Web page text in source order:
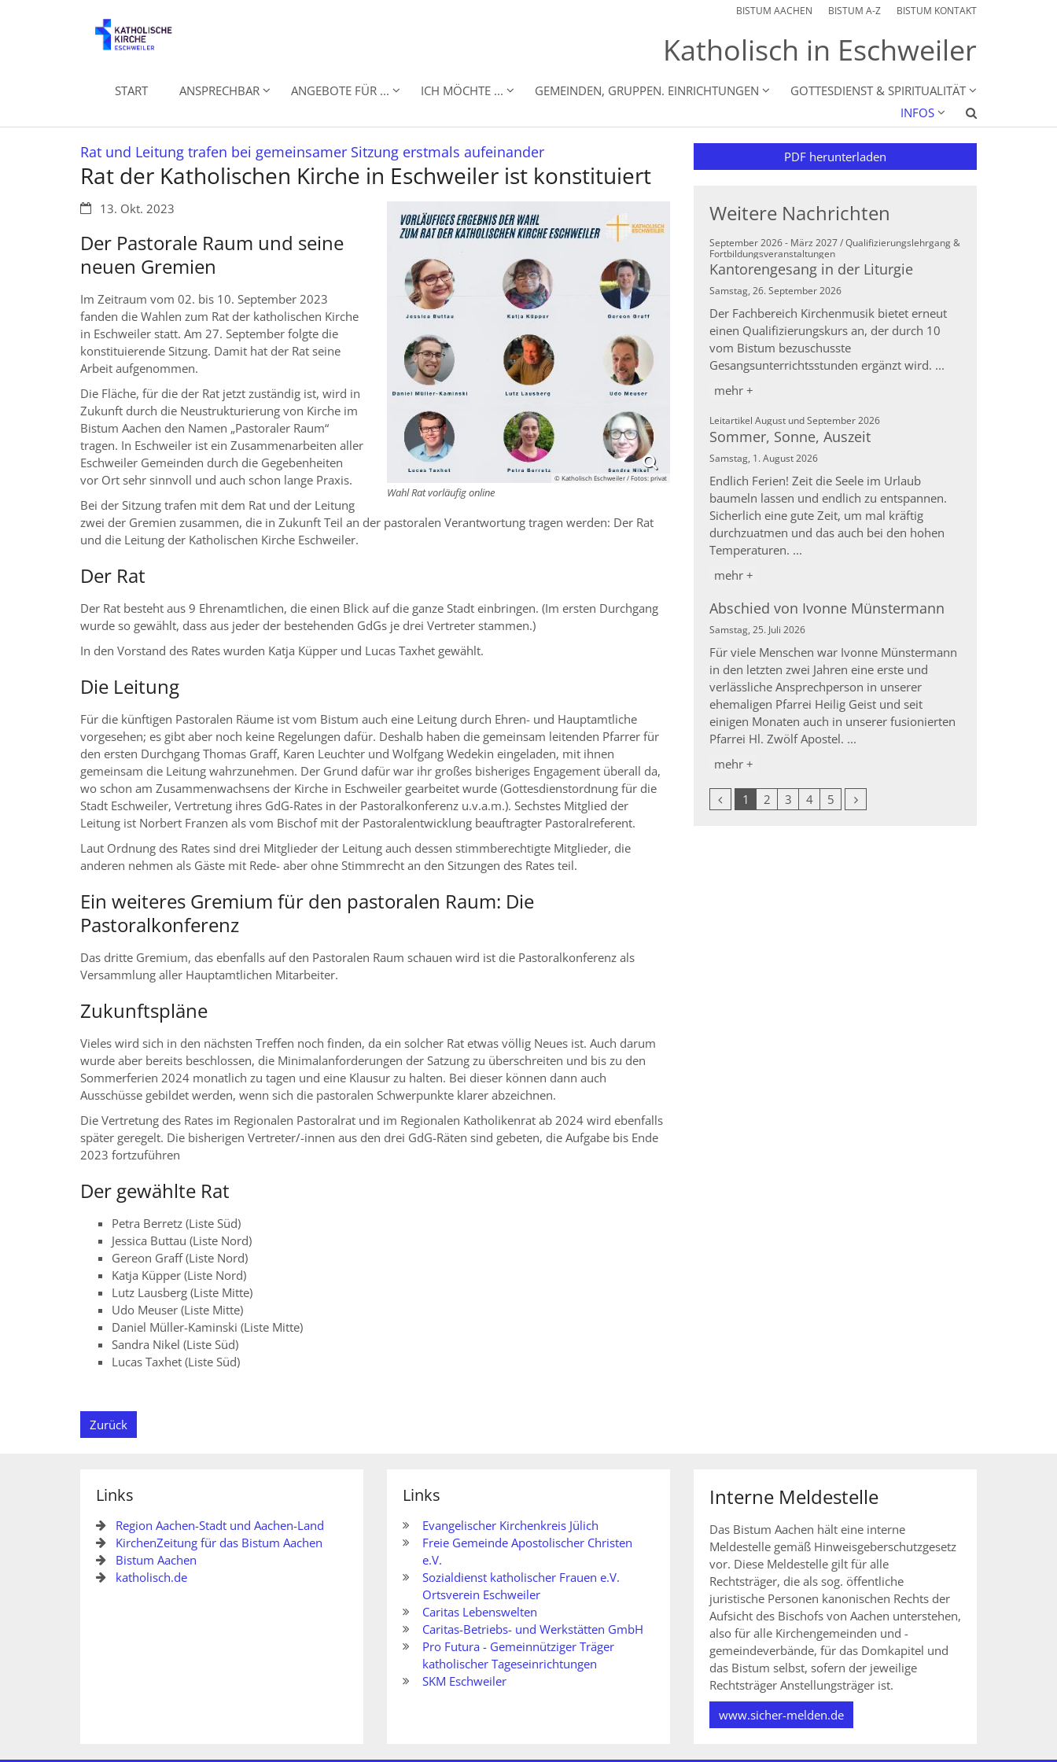
BISTUM AACHEN BISTUM A-Z BISTUM KONTAKT
Katholisch in Eschweiler
START ANSPRECHBAR ANGEBOTE FÜR ... ICH MÖCHTE ... GEMEINDEN, GRUPPEN. EINRICHTUNGEN
GOTTESDIENST & SPIRITUALITÄT
INFOS
Rat und Leitung trafen bei gemeinsamer Sitzung erstmals aufeinander:
Rat der Katholischen Kirche in Eschweiler ist konstituiert
© Katholisch Eschweiler / Fotos: privat
Wahl Rat vorläufig online
Datum:13. Okt. 2023
Der Pastorale Raum und seine
neuen Gremien
Im Zeitraum vom 02. bis 10. September 2023
fanden die Wahlen zum Rat der katholischen Kirche
in Eschweiler statt. Am 27. September folgte die
konstituierende Sitzung. Damit hat der Rat seine
Arbeit aufgenommen.
Die Fläche, für die der Rat jetzt zuständig ist, wird in
Zukunft durch die Neustrukturierung von Kirche im
Bistum Aachen den Namen „Pastoraler Raum“
tragen. In Eschweiler ist ein Zusammenarbeiten aller
Eschweiler Gemeinden durch die Gegebenheiten
vor Ort sehr sinnvoll und auch schon lange Praxis.
Bei der Sitzung trafen mit dem Rat und der Leitung
zwei der Gremien zusammen, die in Zukunft Teil an der pastoralen Verantwortung tragen werden: Der Rat
und die Leitung der Katholischen Kirche Eschweiler.
Der Rat
Der Rat besteht aus 9 Ehrenamtlichen, die einen Blick auf die ganze Stadt einbringen. (Im ersten Durchgang
wurde so gewählt, dass aus jeder der bestehenden GdGs je drei Vertreter stammen.)
In den Vorstand des Rates wurden Katja Küpper und Lucas Taxhet gewählt.
Die Leitung
Für die künftigen Pastoralen Räume ist vom Bistum auch eine Leitung durch Ehren- und Hauptamtliche
vorgesehen; es gibt aber noch keine Regelungen dafür. Deshalb haben die gemeinsam leitenden Pfarrer für
den ersten Durchgang Thomas Graff, Karen Leuchter und Wolfgang Wedekin eingeladen, mit ihnen
gemeinsam die Leitung wahrzunehmen. Der Grund dafür war ihr großes bisheriges Engagement überall da,
wo schon am Zusammenwachsens der Kirche in Eschweiler gearbeitet wurde (Gottesdienstordnung für die
Stadt Eschweiler, Vertretung ihres GdG-Rates in der Pastoralkonferenz u.v.a.m.). Sechstes Mitglied der
Leitung ist Norbert Franzen als vom Bischof mit der Pastoralentwicklung beauftragter Pastoralreferent.
Laut Ordnung des Rates sind drei Mitglieder der Leitung auch dessen stimmberechtigte Mitglieder, die
anderen nehmen als Gäste mit Rede- aber ohne Stimmrecht an den Sitzungen des Rates teil.
Ein weiteres Gremium für den pastoralen Raum: Die
Pastoralkonferenz
Das dritte Gremium, das ebenfalls auf den Pastoralen Raum schauen wird ist die Pastoralkonferenz als
Versammlung aller Hauptamtlichen Mitarbeiter.
Zukunftspläne
Vieles wird sich in den nächsten Treffen noch finden, da ein solcher Rat etwas völlig Neues ist. Auch darum
wurde aber bereits beschlossen, die Minimalanforderungen der Satzung zu überschreiten und bis zu den
Sommerferien 2024 monatlich zu tagen und eine Klausur zu halten. Bei dieser können dann auch
Ausschüsse gebildet werden, wenn sich die pastoralen Schwerpunkte klarer abzeichnen.
Die Vertretung des Rates im Regionalen Pastoralrat und im Regionalen Katholikenrat ab 2024 wird ebenfalls
später geregelt. Die bisherigen Vertreter/-innen aus den drei GdG-Räten sind gebeten, die Aufgabe bis Ende
2023 fortzuführen
Der gewählte Rat
Petra Berretz (Liste Süd)
Jessica Buttau (Liste Nord)
Gereon Graff (Liste Nord)
Katja Küpper (Liste Nord)
Lutz Lausberg (Liste Mitte)
Udo Meuser (Liste Mitte)
Daniel Müller-Kaminski (Liste Mitte)
Sandra Nikel (Liste Süd)
Lucas Taxhet (Liste Süd)
Zurück
PDF herunterladen
Weitere Nachrichten
September 2026 - März 2027 / Qualifizierungslehrgang &
Fortbildungsveranstaltungen:
Kantorengesang in der Liturgie
Samstag, 26. September 2026
Der Fachbereich Kirchenmusik bietet erneut
einen Qualifizierungskurs an, der durch 10
vom Bistum bezuschusste
Gesangsunterrichtsstunden ergänzt wird. ...
mehr +
Leitartikel August und September 2026:
Sommer, Sonne, Auszeit
Samstag, 1. August 2026
Endlich Ferien! Zeit die Seele im Urlaub
baumeln lassen und endlich zu entspannen.
Sicherlich eine gute Zeit, um mal kräftig
durchzuatmen und das auch bei den hohen
Temperaturen. ...
mehr +
Abschied von Ivonne Münstermann
Samstag, 25. Juli 2026
Für viele Menschen war Ivonne Münstermann
in den letzten zwei Jahren eine erste und
verlässliche Ansprechperson in unserer
ehemaligen Pfarrei Heilig Geist und seit
einigen Monaten auch in unserer fusionierten
Pfarrei Hl. Zwölf Apostel. ...
mehr +
Vorherige Seite
1 2 3 4 5 Nächste Seite
Links
Region Aachen-Stadt und Aachen-Land
KirchenZeitung für das Bistum Aachen
Bistum Aachen
katholisch.de
Links
Evangelischer Kirchenkreis Jülich
Freie Gemeinde Apostolischer Christen
e.V.
Sozialdienst katholischer Frauen e.V.
Ortsverein Eschweiler
Caritas Lebenswelten
Caritas-Betriebs- und Werkstätten GmbH
Pro Futura - Gemeinnütziger Träger
katholischer Tageseinrichtungen
SKM Eschweiler
Interne Meldestelle
Das Bistum Aachen hält eine interne
Meldestelle gemäß Hinweisgeberschutzgesetz
vor. Diese Meldestelle gilt für alle
Rechtsträger, die als sog. öffentliche
juristische Personen kanonischen Rechts der
Aufsicht des Bischofs von Aachen unterstehen,
also für alle Kirchengemeinden und -
gemeindeverbände, für das Domkapitel und
das Bistum selbst, sofern der jeweilige
Rechtsträger Anstellungsträger ist.
www.sicher-melden.de